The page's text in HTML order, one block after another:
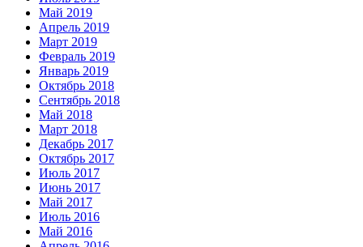
Май 2019
Апрель 2019
Март 2019
Февраль 2019
Январь 2019
Октябрь 2018
Сентябрь 2018
Май 2018
Март 2018
Декабрь 2017
Октябрь 2017
Июль 2017
Июнь 2017
Май 2017
Июль 2016
Май 2016